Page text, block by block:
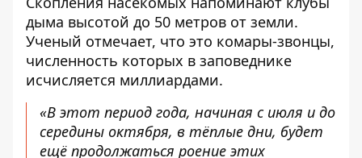
дыма высотой до 50 метров от земли.
Ученый отмечает, что это комары-звонцы,
численность которых в заповеднике
исчисляется миллиардами.
«В этот период года, начиная с июля и до
середины октября, в тёплые дни, будет
ещё продолжаться роение этих